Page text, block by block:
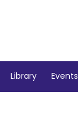
Library Events